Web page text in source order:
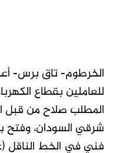
الخرطوم- تاق برس-
للعاملين بقطاع
المطلب صلاح من قبل
شرقي السودان،
فني في الخط الناقل